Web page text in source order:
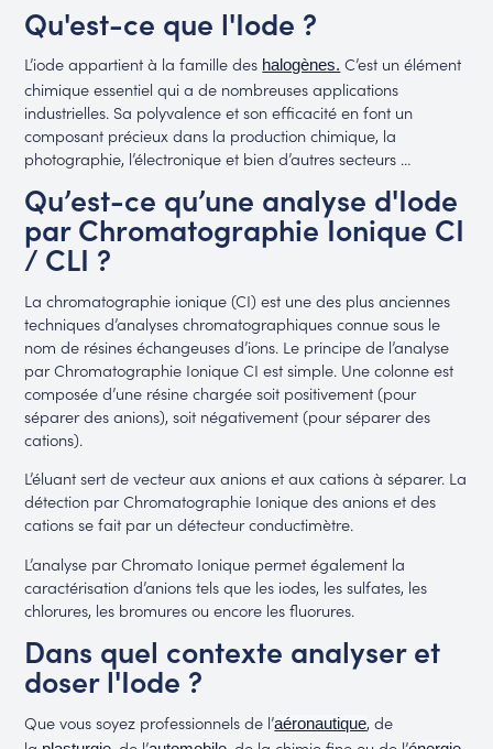
Qu'est-ce que l'Iode ?
L’iode appartient à la famille des halogènes. C’est un élément
chimique essentiel qui a de nombreuses applications
industrielles. Sa polyvalence et son efficacité en font un
composant précieux dans la production chimique, la
photographie, l’électronique et bien d’autres secteurs …
Qu’est-ce qu’une analyse d'Iode
par Chromatographie Ionique CI
/ CLI ?
La chromatographie ionique (CI) est une des plus anciennes
techniques d’analyses chromatographiques connue sous le
nom de résines échangeuses d’ions. Le principe de l’analyse
par Chromatographie Ionique CI est simple. Une colonne est
composée d’une résine chargée soit positivement (pour
séparer des anions), soit négativement (pour séparer des
cations).
L’éluant sert de vecteur aux anions et aux cations à séparer. La
détection par Chromatographie Ionique des anions et des
cations se fait par un détecteur conductimètre.
L’analyse par Chromato Ionique permet également la
caractérisation d’anions tels que les iodes, les sulfates, les
chlorures, les bromures ou encore les fluorures.
Dans quel contexte analyser et
doser l'Iode ?
Que vous soyez professionnels de l’aéronautique, de